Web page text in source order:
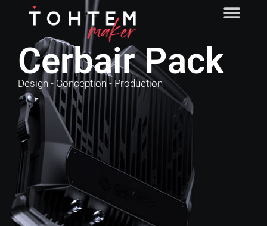
Cerbair Pack
Design - Conception - Production